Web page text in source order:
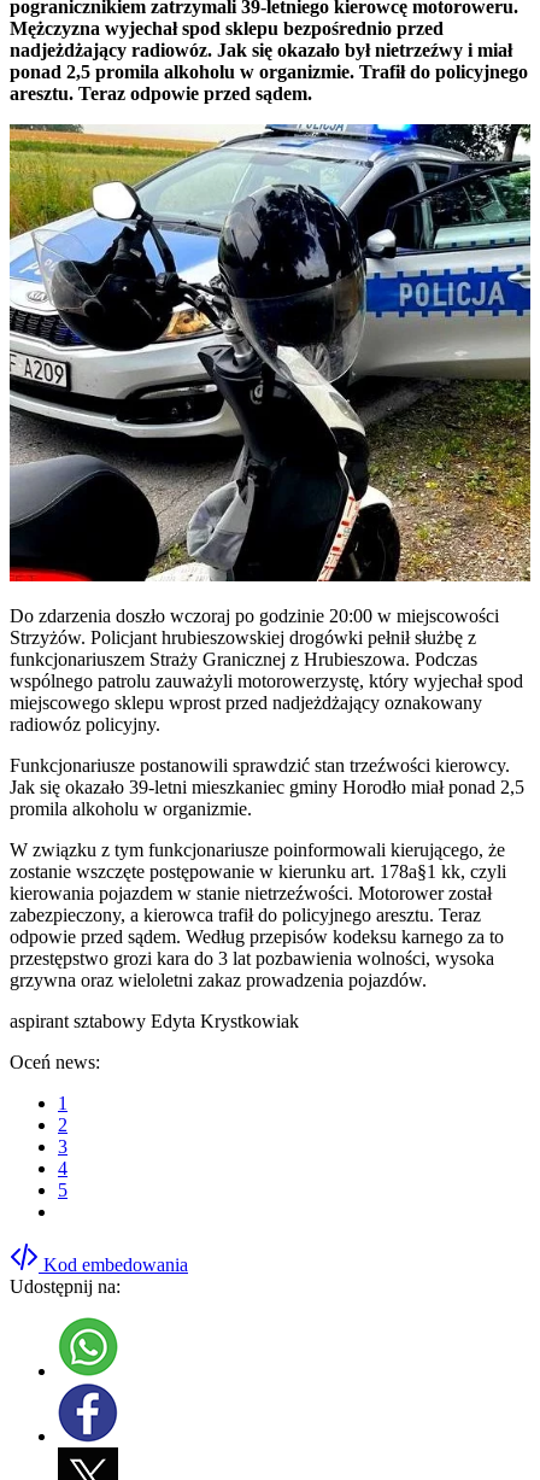
pogranicznikiem zatrzymali 39-letniego kierowcę motoroweru.
Mężczyzna wyjechał spod sklepu bezpośrednio przed
nadjeżdżający radiowóz. Jak się okazało był nietrzeźwy i miał
ponad 2,5 promila alkoholu w organizmie. Trafił do policyjnego
aresztu. Teraz odpowie przed sądem.
Do zdarzenia doszło wczoraj po godzinie 20:00 w miejscowości
Strzyżów. Policjant hrubieszowskiej drogówki pełnił służbę z
funkcjonariuszem Straży Granicznej z Hrubieszowa. Podczas
wspólnego patrolu zauważyli motorowerzystę, który wyjechał spod
miejscowego sklepu wprost przed nadjeżdżający oznakowany
radiowóz policyjny.
Funkcjonariusze postanowili sprawdzić stan trzeźwości kierowcy.
Jak się okazało 39-letni mieszkaniec gminy Horodło miał ponad 2,5
promila alkoholu w organizmie.
W związku z tym funkcjonariusze poinformowali kierującego, że
zostanie wszczęte postępowanie w kierunku art. 178a§1 kk, czyli
kierowania pojazdem w stanie nietrzeźwości. Motorower został
zabezpieczony, a kierowca trafił do policyjnego aresztu. Teraz
odpowie przed sądem. Według przepisów kodeksu karnego za to
przestępstwo grozi kara do 3 lat pozbawienia wolności, wysoka
grzywna oraz wieloletni zakaz prowadzenia pojazdów.
aspirant sztabowy Edyta Krystkowiak
Oceń news:
1
2
3
4
5
Kod embedowania
Udostępnij na: